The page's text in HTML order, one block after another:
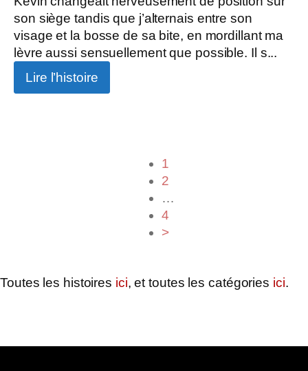
son siège tandis que j’alternais entre son
visage et la bosse de sa bite, en mordillant ma
lèvre aussi sensuellement que possible. Il s...
Lire l’histoire
1
2
…
4
>
Toutes les histoires ici, et toutes les catégories ici.